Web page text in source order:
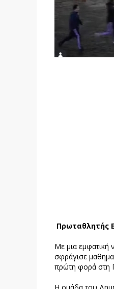
Πρωταθλητής
Με μια εμφατική
σφράγισε
πρώτη φορά στη